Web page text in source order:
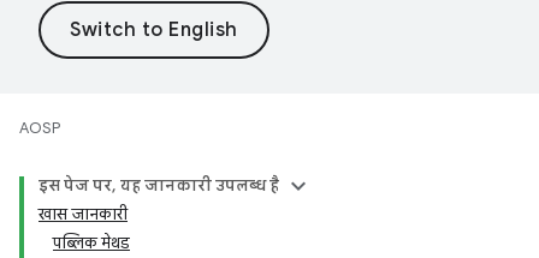
AOSP
इस पेज पर, यह जानकारी उपलब्ध है
खास जानकारी
पब्लिक मेथड